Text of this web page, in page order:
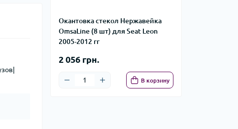
Окантовка стекол Нержавейка
OmsaLine (8 шт) для Seat Leon
2005-2012 гг
2 056 грн.
В корзину